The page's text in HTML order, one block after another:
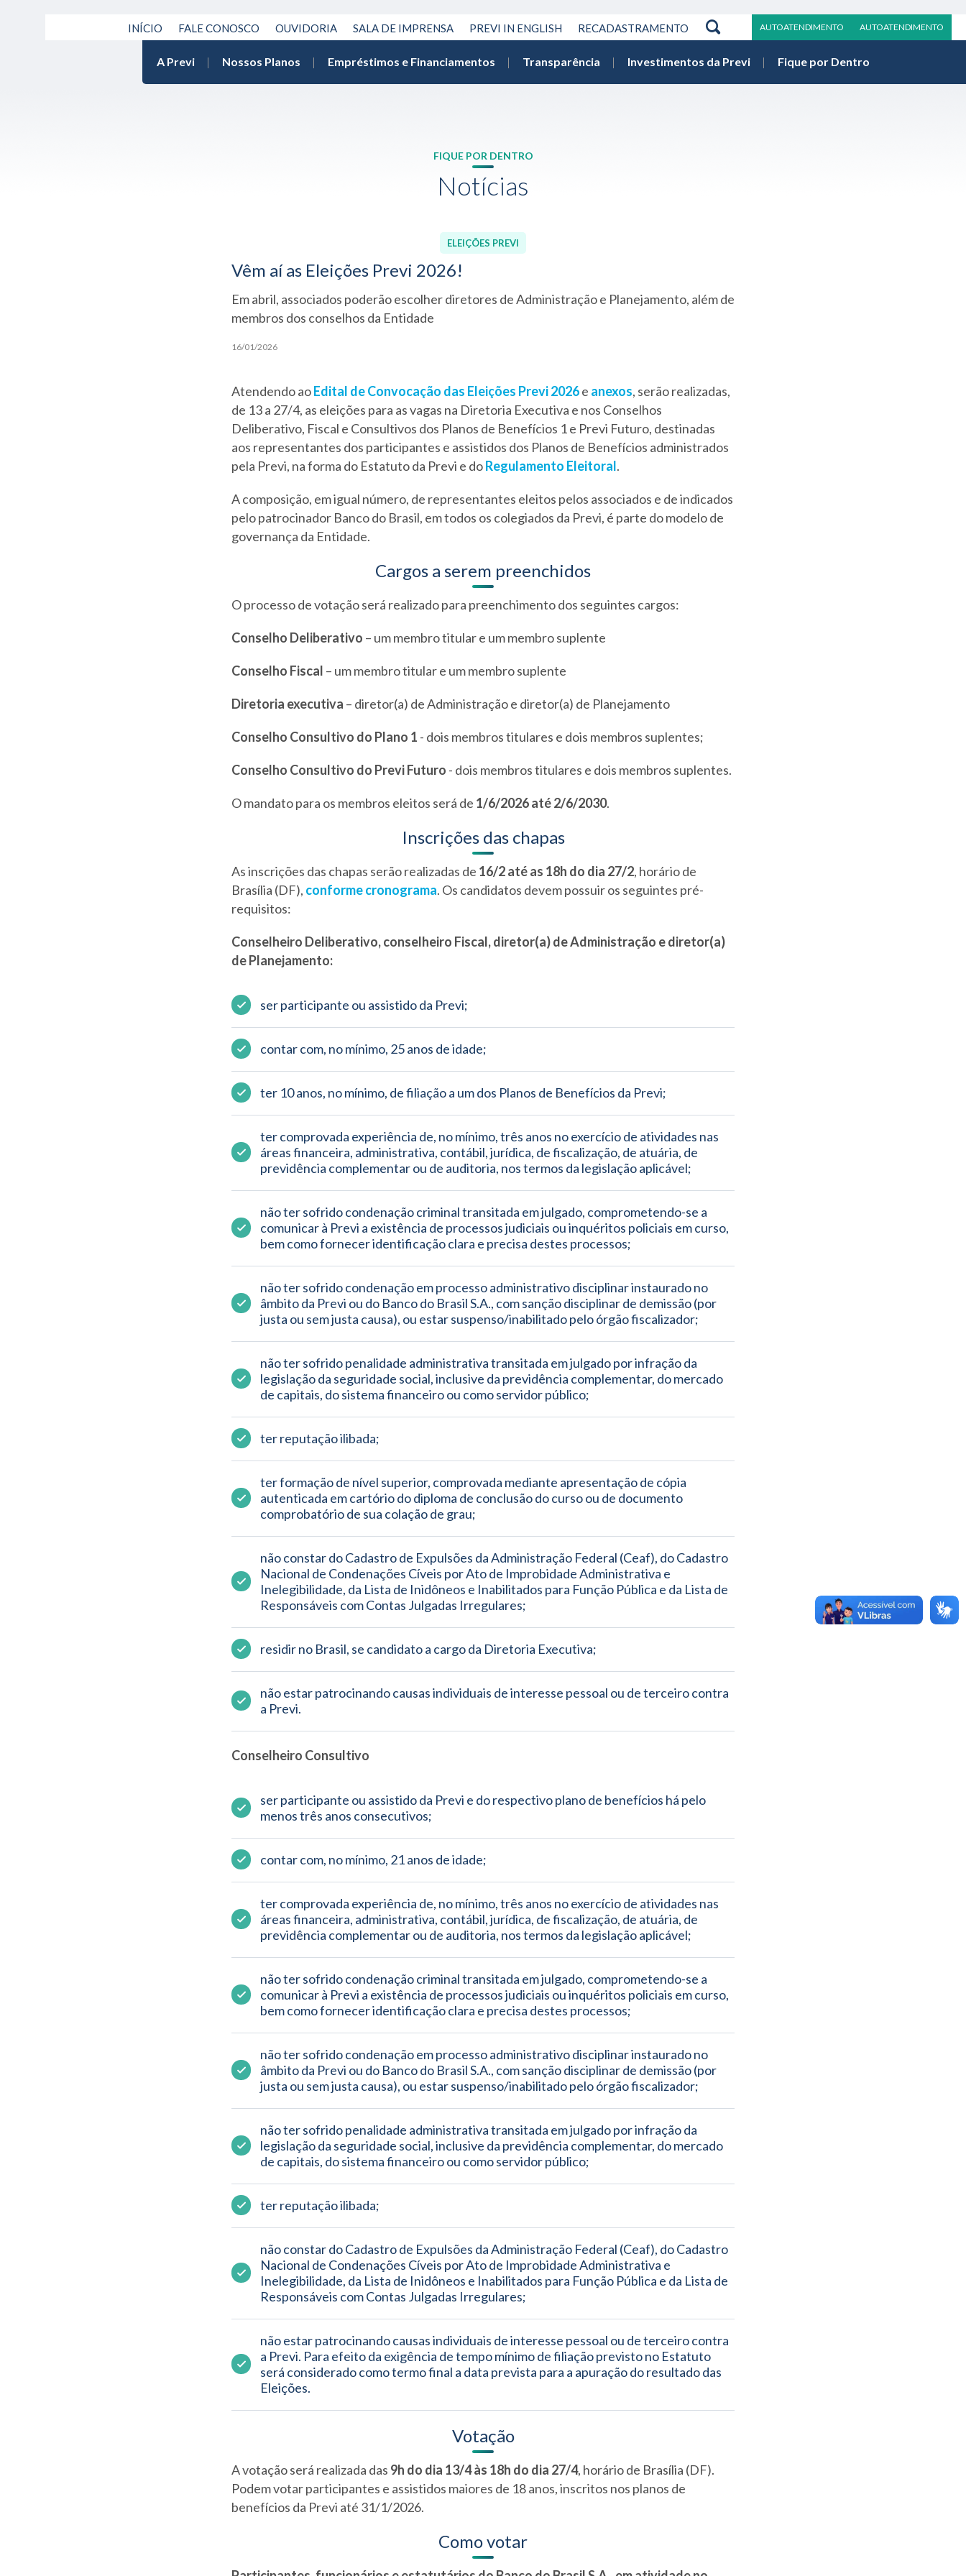
INÍCIO FALE CONOSCO OUVIDORIA SALA DE IMPRENSA PREVI IN ENGLISH RECADASTRAMENTO AUTOATENDIMENTO AUTOATENDIMENTO
A Previ Nossos Planos Empréstimos e Financiamentos Transparência Investimentos da Previ Fique por Dentro
FIQUE POR DENTRO
Notícias
ELEIÇÕES PREVI
Vêm aí as Eleições Previ 2026!
Em abril, associados poderão escolher diretores de Administração e Planejamento, além de
membros dos conselhos da Entidade
16/01/2026
Atendendo aoEdital de Convocação das Eleições Previ 2026e anexos, serão realizadas,
de 13 a 27/4, as eleições para as vagas na Diretoria Executiva e nos Conselhos
Deliberativo, Fiscal e Consultivos dos Planos de Benefícios 1 e Previ Futuro, destinadas
aos representantes dos participantes e assistidos dos Planos de Benefícios administrados
pela Previ, na forma do Estatuto da Previ e doRegulamento Eleitoral.
A composição, em igual número, de representantes eleitos pelos associados e de indicados
pelo patrocinador Banco do Brasil, em todos os colegiados da Previ, é parte do modelo de
governança da Entidade.
Cargos a serem preenchidos
O processo de votação será realizado para preenchimento dos seguintes cargos:
Conselho Deliberativo – um membro titular e um membro suplente
Conselho Fiscal – um membro titular e um membro suplente
Diretoria executiva – diretor(a) de Administração e diretor(a) de Planejamento
Conselho Consultivo do Plano 1 - dois membros titulares e dois membros suplentes;
Conselho Consultivo do Previ Futuro - dois membros titulares e dois membros suplentes.
O mandato para os membros eleitos será de 1/6/2026 até 2/6/2030.
Inscrições das chapas
As inscrições das chapas serão realizadas de 16/2 até as 18h do dia 27/2, horário de
Brasília (DF), conforme cronograma. Os candidatos devem possuir os seguintes pré-
requisitos:
Conselheiro Deliberativo, conselheiro Fiscal, diretor(a) de Administração e diretor(a)
de Planejamento:
ser participante ou assistido da Previ;
contar com, no mínimo, 25 anos de idade;
ter 10 anos, no mínimo, de filiação a um dos Planos de Benefícios da Previ;
ter comprovada experiência de, no mínimo, três anos no exercício de atividades nas
áreas financeira, administrativa, contábil, jurídica, de fiscalização, de atuária, de
previdência complementar ou de auditoria, nos termos da legislação aplicável;
não ter sofrido condenação criminal transitada em julgado, comprometendo-se a
comunicar à Previ a existência de processos judiciais ou inquéritos policiais em curso,
bem como fornecer identificação clara e precisa destes processos;
não ter sofrido condenação em processo administrativo disciplinar instaurado no
âmbito da Previ ou do Banco do Brasil S.A., com sanção disciplinar de demissão (por
justa ou sem justa causa), ou estar suspenso/inabilitado pelo órgão fiscalizador;
não ter sofrido penalidade administrativa transitada em julgado por infração da
legislação da seguridade social, inclusive da previdência complementar, do mercado
de capitais, do sistema financeiro ou como servidor público;
ter reputação ilibada;
ter formação de nível superior, comprovada mediante apresentação de cópia
autenticada em cartório do diploma de conclusão do curso ou de documento
comprobatório de sua colação de grau;
não constar do Cadastro de Expulsões da Administração Federal (Ceaf), do Cadastro
Nacional de Condenações Cíveis por Ato de Improbidade Administrativa e
Inelegibilidade, da Lista de Inidôneos e Inabilitados para Função Pública e da Lista de
Responsáveis com Contas Julgadas Irregulares;
residir no Brasil, se candidato a cargo da Diretoria Executiva;
não estar patrocinando causas individuais de interesse pessoal ou de terceiro contra
a Previ.
Conselheiro Consultivo
ser participante ou assistido da Previ e do respectivo plano de benefícios há pelo
menos três anos consecutivos;
contar com, no mínimo, 21 anos de idade;
ter comprovada experiência de, no mínimo, três anos no exercício de atividades nas
áreas financeira, administrativa, contábil, jurídica, de fiscalização, de atuária, de
previdência complementar ou de auditoria, nos termos da legislação aplicável;
não ter sofrido condenação criminal transitada em julgado, comprometendo-se a
comunicar à Previ a existência de processos judiciais ou inquéritos policiais em curso,
bem como fornecer identificação clara e precisa destes processos;
não ter sofrido condenação em processo administrativo disciplinar instaurado no
âmbito da Previ ou do Banco do Brasil S.A., com sanção disciplinar de demissão (por
justa ou sem justa causa), ou estar suspenso/inabilitado pelo órgão fiscalizador;
não ter sofrido penalidade administrativa transitada em julgado por infração da
legislação da seguridade social, inclusive da previdência complementar, do mercado
de capitais, do sistema financeiro ou como servidor público;
ter reputação ilibada;
não constar do Cadastro de Expulsões da Administração Federal (Ceaf), do Cadastro
Nacional de Condenações Cíveis por Ato de Improbidade Administrativa e
Inelegibilidade, da Lista de Inidôneos e Inabilitados para Função Pública e da Lista de
Responsáveis com Contas Julgadas Irregulares;
não estar patrocinando causas individuais de interesse pessoal ou de terceiro contra
a Previ. Para efeito da exigência de tempo mínimo de filiação previsto no Estatuto
será considerado como termo final a data prevista para a apuração do resultado das
Eleições.
Votação
A votação será realizada das 9h do dia 13/4 às 18h do dia 27/4, horário de Brasília (DF).
Podem votar participantes e assistidos maiores de 18 anos, inscritos nos planos de
benefícios da Previ até 31/1/2026.
Como votar